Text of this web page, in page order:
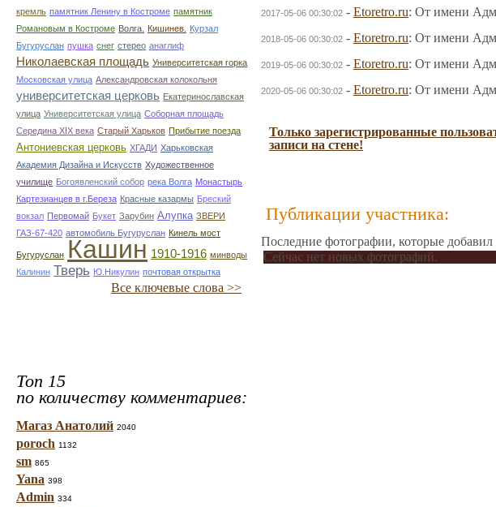
кремль памятник Ленину в Костроме памятник
Романовым в Костроме Волга. Кишинев.
Курзал
Бугуруслан пушка снег стерео анаглиф
Николаевская площадь Университетская горка
Московская улица Александровская колокольня
университетская церковь Екатеринославская
улица Университетская улица Соборная площадь
Середина XIX века Старый Харьков Прибытие поезда
Антониевская церковь ХГАДИ Харьковская
Академия Дизайна и Искусств Художественное
училище Богоявленский собор река Волга Монастырь
Картезианцев в г.Береза Красные казармы Бреский
вокзал Первомай Букет Зарубин Алупка ЗВЕРИ
ГАЗ-67-420 автомобиль Бугуруслан Кинель мост
Бугуруслан Кашин 1910-1916 минводы
Калинин Тверь Ю.Никулин почтовая открытка
Все ключевые слова >>
Топ 15
по количеству комментариев:
Магаз Анатолий 2040
poroch 1132
sm 865
Yana 398
Admin 334
2017-05-06 00:30:02 - Etoretro.ru: От имени
2018-05-06 00:30:02 - Etoretro.ru: От имени
2019-05-06 00:30:02 - Etoretro.ru: От имени
2020-05-06 00:30:02 - Etoretro.ru: От имени
Только зарегистрированные
записи на стене!
Публикации участника:
Последние фотографии, которые добавил
Сейчас нет новых фотографий.